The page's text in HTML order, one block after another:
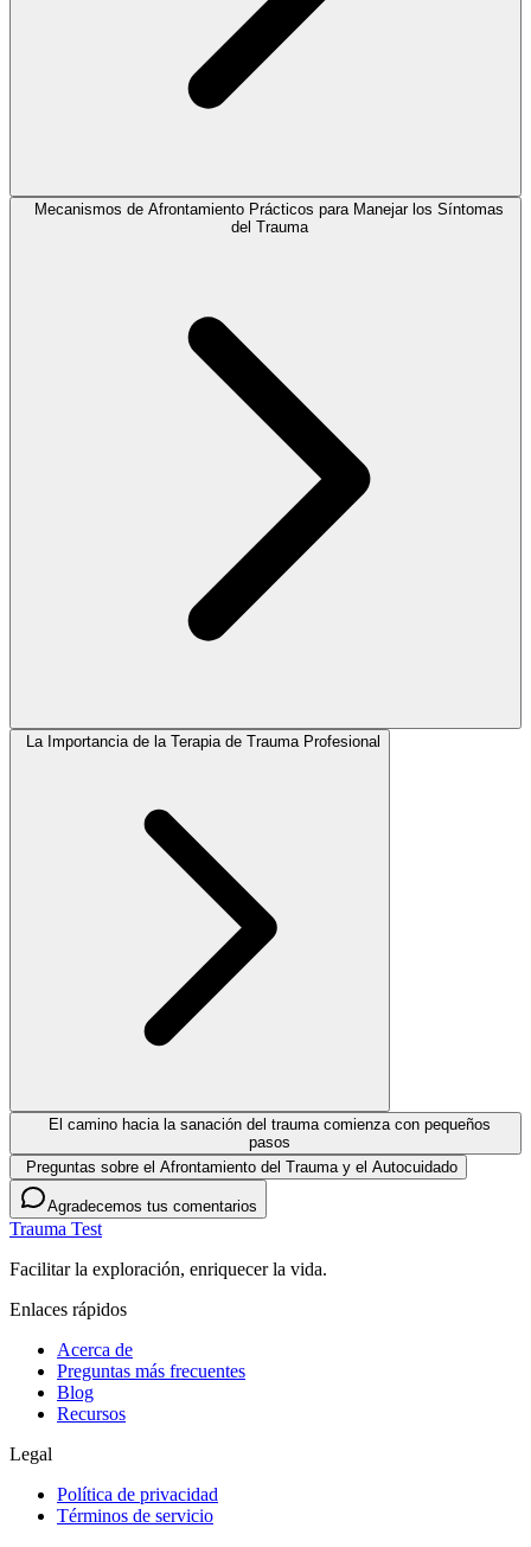
Mecanismos de Afrontamiento Prácticos para Manejar los Síntomas
del Trauma
La Importancia de la Terapia de Trauma Profesional
El camino hacia la sanación del trauma comienza con pequeños
pasos
Preguntas sobre el Afrontamiento del Trauma y el Autocuidado
Agradecemos tus comentarios
Trauma Test
Facilitar la exploración, enriquecer la vida.
Enlaces rápidos
Acerca de
Preguntas más frecuentes
Blog
Recursos
Legal
Política de privacidad
Términos de servicio